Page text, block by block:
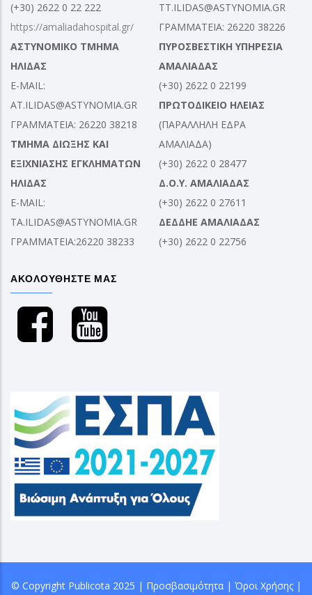
(+30) 2622 0 22 222
https://amaliadahospital.gr/
ΑΣΤΥΝΟΜΙΚΟ ΤΜΗΜΑ
ΗΛΙΔΑΣ
E-MAIL:
AT.ILIDAS@ASTYNOMIA.GR
ΓΡΑΜΜΑΤΕΙΑ: 26220 38218
ΤΜΗΜΑ ΔΙΩΞΗΣ ΚΑΙ
ΕΞΙΧΝΙΑΣΗΣ ΕΓΚΛΗΜΑΤΩΝ
ΗΛΙΔΑΣ
E-MAIL:
TA.ILIDAS@ASTYNOMIA.GR
ΓΡΑΜΜΑΤΕΙΑ:26220 38233
TT.ILIDAS@ASTYNOMIA.GR
ΓΡΑΜΜΑΤΕΙΑ: 26220 38226
ΠΥΡΟΣΒΕΣΤΙΚΗ ΥΠΗΡΕΣΙΑ
ΑΜΑΛΙΑΔΑΣ
(+30) 2622 0 22199
ΠΡΩΤΟΔΙΚΕΙΟ ΗΛΕΙΑΣ
(ΠΑΡΑΛΛΗΛΗ ΕΔΡΑ
ΑΜΑΛΙΑΔΑ)
(+30) 2622 0 28477
Δ.Ο.Υ. ΑΜΑΛΙΑΔΑΣ
(+30) 2622 0 27611
ΔΕΔΔΗΕ ΑΜΑΛΙΑΔΑΣ
(+30) 2622 0 22756
ΑΚΟΛΟΥΘΗΣΤΕ ΜΑΣ
© Copyright Publicota 2025 | Προσβασιμότητα| Όροι Χρήσης|